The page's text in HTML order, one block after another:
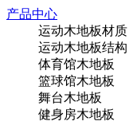
产品中心
运动木地板材质
运动木地板结构
体育馆木地板
篮球馆木地板
舞台木地板
健身房木地板